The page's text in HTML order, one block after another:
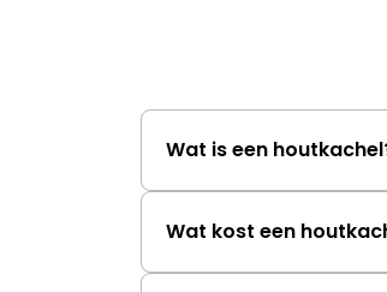
Wat is een
Wat kost een